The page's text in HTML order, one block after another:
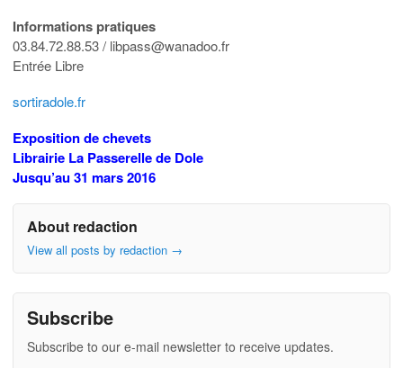
Informations pratiques
03.84.72.88.53 / libpass@wanadoo.fr
Entrée Libre
sortiradole.fr
Exposition de chevets
Librairie La Passerelle de Dole
Jusqu’au 31 mars 2016
About redaction
View all posts by redaction →
Subscribe
Subscribe to our e-mail newsletter to receive updates.